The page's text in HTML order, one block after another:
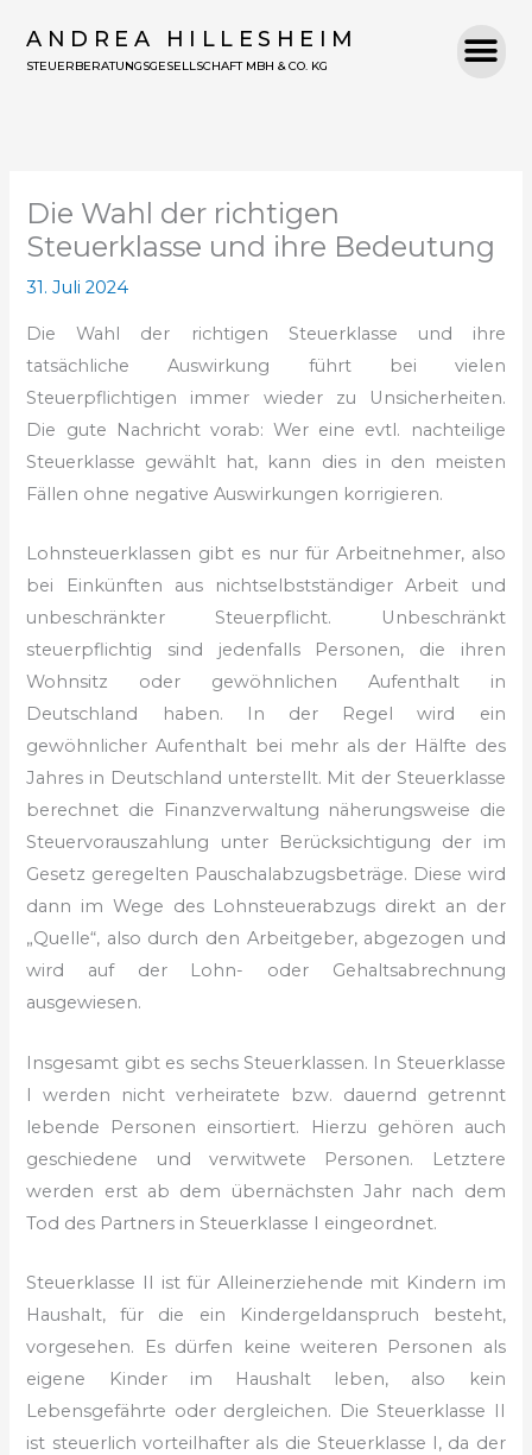
InhaltANDREA HILLESHEIM
STEUERBERATUNGSGESELLSCHAFT MBH & CO. KG
Die Wahl der richtigen
Steuerklasse und ihre Bedeutung
31. Juli 2024
Die Wahl der richtigen Steuerklasse und ihre
tatsächliche Auswirkung führt bei vielen
Steuerpflichtigen immer wieder zu Unsicherheiten.
Die gute Nachricht vorab: Wer eine evtl. nachteilige
Steuerklasse gewählt hat, kann dies in den meisten
Fällen ohne negative Auswirkungen korrigieren.
Lohnsteuerklassen gibt es nur für Arbeitnehmer, also
bei Einkünften aus nichtselbstständiger Arbeit und
unbeschränkter Steuerpflicht. Unbeschränkt
steuerpflichtig sind jedenfalls Personen, die ihren
Wohnsitz oder gewöhnlichen Aufenthalt in
Deutschland haben. In der Regel wird ein
gewöhnlicher Aufenthalt bei mehr als der Hälfte des
Jahres in Deutschland unterstellt. Mit der Steuerklasse
berechnet die Finanzverwaltung näherungsweise die
Steuervorauszahlung unter Berücksichtigung der im
Gesetz geregelten Pauschalabzugsbeträge. Diese wird
dann im Wege des Lohnsteuerabzugs direkt an der
„Quelle“, also durch den Arbeitgeber, abgezogen und
wird auf der Lohn- oder Gehaltsabrechnung
ausgewiesen.
Insgesamt gibt es sechs Steuerklassen. In Steuerklasse
I werden nicht verheiratete bzw. dauernd getrennt
lebende Personen einsortiert. Hierzu gehören auch
geschiedene und verwitwete Personen. Letztere
werden erst ab dem übernächsten Jahr nach dem
Tod des Partners in Steuerklasse I eingeordnet.
Steuerklasse II ist für Alleinerziehende mit Kindern im
Haushalt, für die ein Kindergeldanspruch besteht,
vorgesehen. Es dürfen keine weiteren Personen als
eigene Kinder im Haushalt leben, also kein
Lebensgefährte oder dergleichen. Die Steuerklasse II
ist steuerlich vorteilhafter als die Steuerklasse I, da der